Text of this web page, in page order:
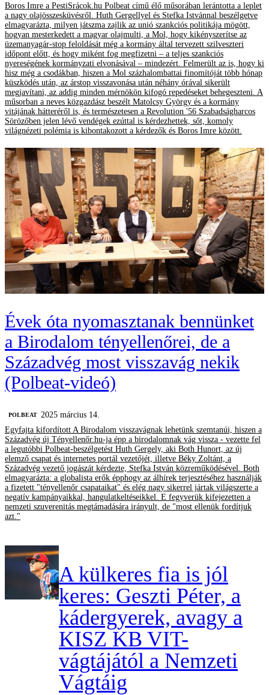
Boros Imre a PestiSrácok.hu Polbeat című élő műsorában lerántotta a leplet
a nagy olajösszesküvésről. Huth Gergellyel és Stefka Istvánnal beszélgetve
elmagyarázta, milyen játszma zajlik az unió szankciós politikája mögött,
hogyan mesterkedett a magyar olajmulti, a Mol, hogy kikényszerítse az
üzemanyagár-stop feloldását még a kormány által tervezett szilveszteri
időpont előtt, és hogy miként fog megfizetni – a teljes szankciós
nyereségének kormányzati elvonásával – mindezért. Felmerült az is, hogy ki
hisz még a csodákban, hiszen a Mol százhalombattai finomítóját több hónap
küszködés után, az árstop visszavonása után néhány órával sikerült
megjavítani, az addig minden mérnökön kifogó repedéseket behegeszteni. A
műsorban a neves közgazdász beszélt Matolcsy György és a kormány
vitájának hátteréről is, és természetesen a Revolution '56 Szabadságharcos
Sörözőben jelen lévő vendégek ezúttal is kérdezhettek, sőt, komoly
világnézeti polémia is kibontakozott a kérdezők és Boros Imre között.
Évek óta nyomasztanak bennünket
a Birodalom tényellenőrei, de a
Századvég most visszavág nekik
(Polbeat-videó)
‎POLBEAT
2025 március 14.
Egyfajta kifordított A Birodalom visszavágnak lehetünk szemtanúi, hiszen a
Századvég új Tényellenőr.hu-ja épp a birodalomnak vág vissza - vezette fel
a legutóbbi Polbeat-beszélgetést Huth Gergely, aki Both Hunort, az új
elemző csapat és internetes portál vezetőjét, illetve Béky Zoltánt, a
Századvég vezető jogászát kérdezte, Stefka István közreműködésével. Both
elmagyarázta: a globalista erők épphogy az álhírek terjesztéséhez használják
a fizetett "tényellenőr csapataikat" és elég nagy sikerrel jártak világszerte a
negatív kampányaikkal, hangulatkeltéseikkel. E fegyverük kifejezetten a
nemzeti szuverenitás megtámadására irányult, de "most ellenük fordítjuk
azt."
A külkeres fia is jól
keres: Geszti Péter, a
kádergyerek, avagy a
KISZ KB VIT-
vágtájától a Nemzeti
Vágtáig